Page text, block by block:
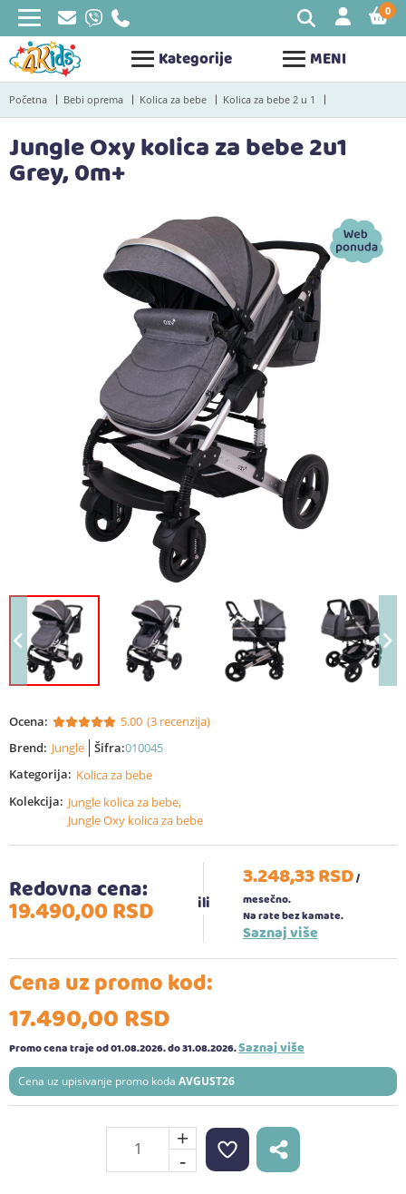
Kategorije MENI
0
Početna Bebi oprema Kolica za bebe Kolica za bebe 2 u 1
Jungle Oxy kolica za bebe 2u1
Grey, 0m+
Ocena: 5.00 (3 recenzija)
Brend: Jungle Šifra:010045
Kategorija: Kolica za bebe
Kolekcija: Jungle kolica za bebe,
Jungle Oxy kolica za bebe
Redovna cena:
19.490,00RSD
3.248,33RSD/
mesečno.
Na rate bez kamate.
Saznaj više
Cena uz promo kod:
17.490,00RSD
Promo cena traje od 01.08.2026.do 31.08.2026.Saznaj više
Cena uz upisivanje promo koda AVGUST26
+
-